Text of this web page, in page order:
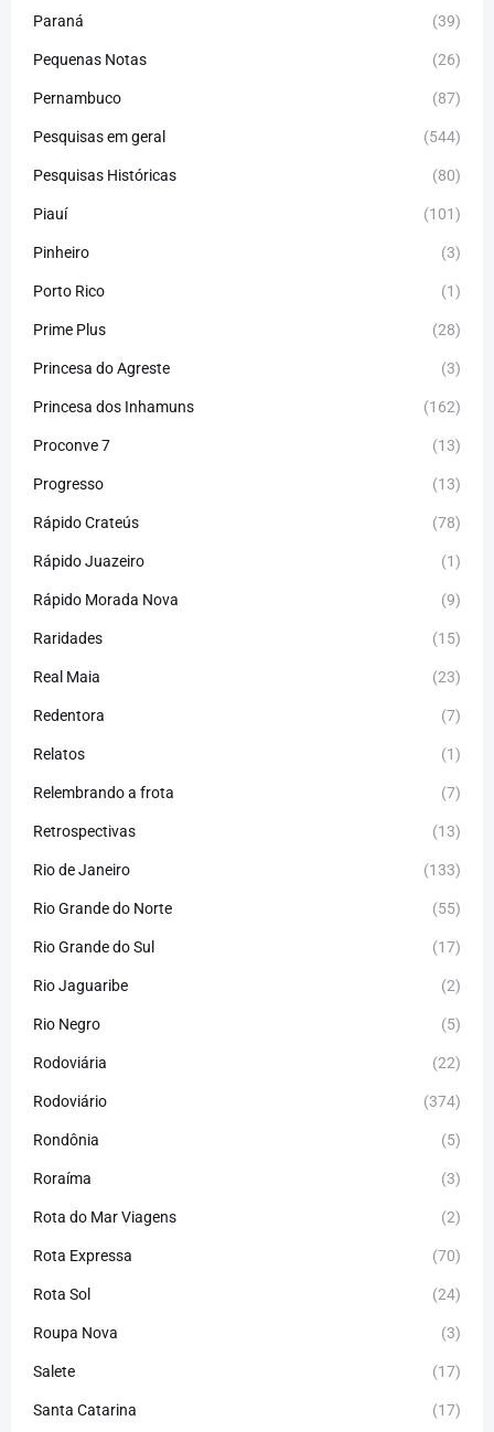
Paraná (39)
Pequenas Notas (26)
Pernambuco (87)
Pesquisas em geral (544)
Pesquisas Históricas (80)
Piauí (101)
Pinheiro (3)
Porto Rico (1)
Prime Plus (28)
Princesa do Agreste (3)
Princesa dos Inhamuns (162)
Proconve 7 (13)
Progresso (13)
Rápido Crateús (78)
Rápido Juazeiro (1)
Rápido Morada Nova (9)
Raridades (15)
Real Maia (23)
Redentora (7)
Relatos (1)
Relembrando a frota (7)
Retrospectivas (13)
Rio de Janeiro (133)
Rio Grande do Norte (55)
Rio Grande do Sul (17)
Rio Jaguaribe (2)
Rio Negro (5)
Rodoviária (22)
Rodoviário (374)
Rondônia (5)
Roraíma (3)
Rota do Mar Viagens (2)
Rota Expressa (70)
Rota Sol (24)
Roupa Nova (3)
Salete (17)
Santa Catarina (17)